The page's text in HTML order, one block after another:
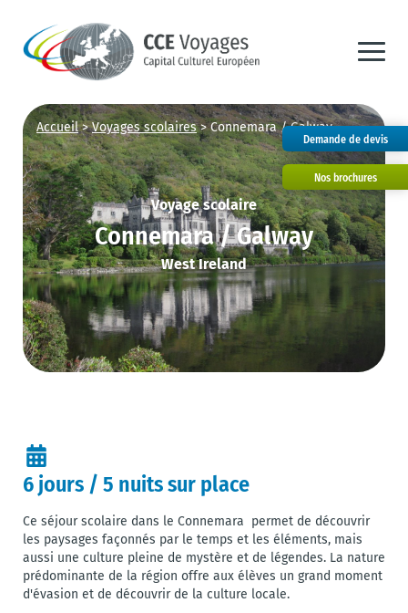
Demande de devis
Nos brochures
Accueil>Voyages scolaires>Connemara / Galway
Voyage scolaire
Connemara / Galway
West Ireland
6 jours / 5 nuits sur place
Ce séjour scolaire dans le Connemara permet de découvrir
les paysages façonnés par le temps et les éléments, mais
aussi une culture pleine de mystère et de légendes. La nature
prédominante de la région offre aux élèves un grand moment
d'évasion et de découvrir de la culture locale.